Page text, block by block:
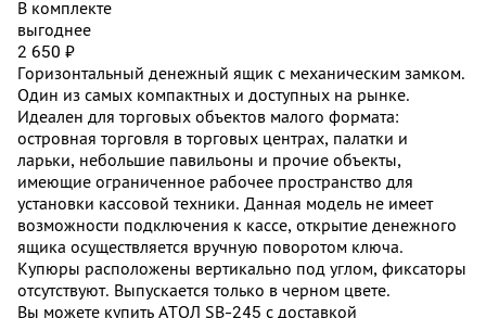
В комплекте
выгоднее
2 650 ₽
Горизонтальный денежный ящик с механическим замком.
Один из самых компактных и доступных на рынке.
Идеален для торговых объектов малого формата:
островная торговля в торговых центрах, палатки и
ларьки, небольшие павильоны и прочие объекты,
имеющие ограниченное рабочее пространство для
установки кассовой техники. Данная модель не имеет
возможности подключения к кассе, открытие денежного
ящика осуществляется вручную поворотом ключа.
Купюры расположены вертикально под углом, фиксаторы
отсутствуют. Выпускается только в черном цвете.
Вы можете купить АТОЛ SB-245 с доставкой